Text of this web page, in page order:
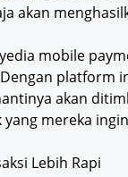
akan
mobile
platform
akan
mereka
Lebih Rapi